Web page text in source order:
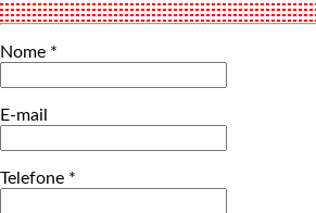
Nome *
E-mail
Telefone *